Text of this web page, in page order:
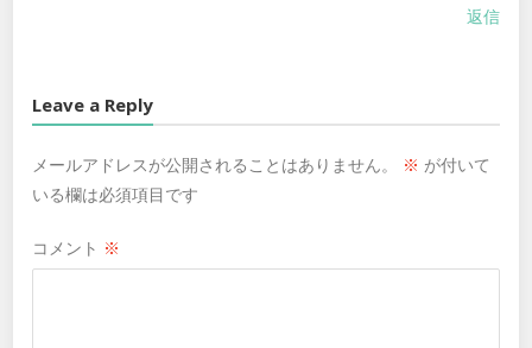
返信
Leave a Reply
メールアドレスが公開されることはありません。 ※ が付いて
いる欄は必須項目です
コメント ※